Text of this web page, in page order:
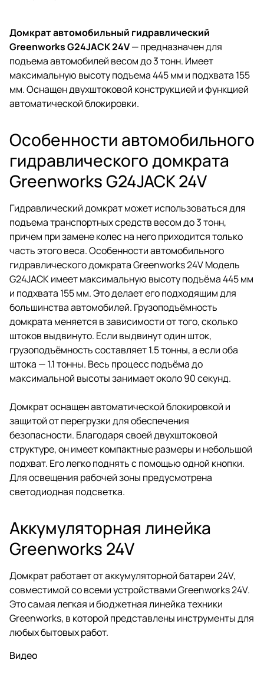
Домкрат автомобильный гидравлический
Greenworks G24JACK 24V— предназначен для
подъема автомобилей весом до 3 тонн. Имеет
максимальную высоту подъема 445 мм и подхвата 155
мм. Оснащен двухштоковой конструкцией и функцией
автоматической блокировки.
Особенности автомобильного
гидравлического домкрата
Greenworks G24JACK 24V
Гидравлический домкрат может использоваться для
подъема транспортных средств весом до 3 тонн,
причем при замене колес на него приходится только
часть этого веса. Особенности автомобильного
гидравлического домкрата Greenworks 24V Модель
G24JACK имеет максимальную высоту подъёма 445 мм
и подхвата 155 мм. Это делает его подходящим для
большинства автомобилей. Грузоподъёмность
домкрата меняется в зависимости от того, сколько
штоков выдвинуто. Если выдвинут один шток,
грузоподъёмность составляет 1.5 тонны, а если оба
штока — 1.1 тонны. Весь процесс подъёма до
максимальной высоты занимает около 90 секунд.
Домкрат оснащен автоматической блокировкой и
защитой от перегрузки для обеспечения
безопасности. Благодаря своей двухштоковой
структуре, он имеет компактные размеры и небольшой
подхват. Его легко поднять с помощью одной кнопки.
Для освещения рабочей зоны предусмотрена
светодиодная подсветка.
Аккумуляторная линейка
Greenworks 24V
Домкрат работает от аккумуляторной батареи 24V,
совместимой со всеми устройствами Greenworks 24V.
Это самая легкая и бюджетная линейка техники
Greenworks, в которой представлены инструменты для
любых бытовых работ.
Видео